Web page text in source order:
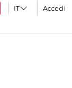
Accedi